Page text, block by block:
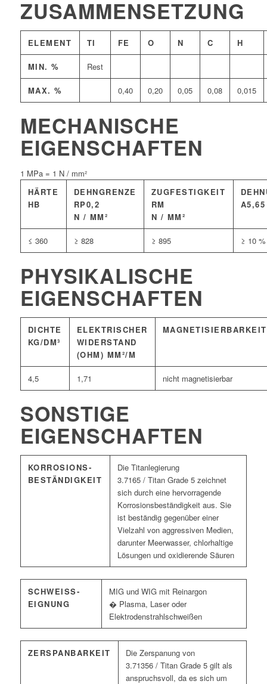
ZUSAMMENSETZUNG
ELEMENT TI FE O N C H
MIN. % Rest
MAX. % 0,40 0,20 0,05 0,08 0,015
MECHANISCHE
EIGENSCHAFTEN
1 MPa = 1 N / mm²
HÄRTE
HB
DEHNGRENZE
RP0,2
N / MM²
ZUGFESTIGKEIT
RM
N / MM²
A5,65
≤ 360 ≥ 828 ≥ 895 ≥ 10 %
PHYSIKALISCHE
EIGENSCHAFTEN
DICHTE
KG/DM³
ELEKTRISCHER
WIDERSTAND
(OHM) MM²/M
MAGNETISIERBARKEIT
4,5 1,71 nicht magnetisierbar
SONSTIGE
EIGENSCHAFTEN
KORROSIONS­
BESTÄNDIGKEIT
Die Titanlegierung
3.7165 / Titan Grade 5 zeichnet
sich durch eine hervorragende
Korrosionsbeständigkeit aus. Sie
ist beständig gegenüber einer
Vielzahl von aggressiven Medien,
darunter Meerwasser, chlorhaltige
Lösungen und oxidierende Säuren
SCHWEISS­E
IGNUNG
MIG und WIG mit Reinargon
� Plasma, Laser oder
Elektrodenstrahlschweißen
ZERSPANBARKEIT
Die Zerspanung von
3.71356 / Titan Grade 5 gilt als
anspruchsvoll, da es sich um